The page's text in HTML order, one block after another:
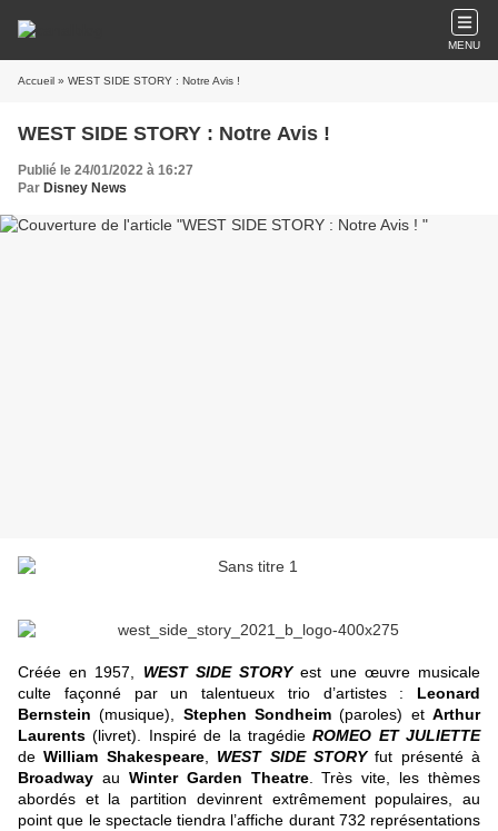
MENU
Accueil » WEST SIDE STORY : Notre Avis !
WEST SIDE STORY : Notre Avis !
Publié le 24/01/2022 à 16:27
Par Disney News
Créée en 1957, WEST SIDE STORYest une œuvre musicale
culte façonné par un talentueux trio d’artistes : Leonard
Bernstein (musique), Stephen Sondheim (paroles) etArthur
Laurents (livret). Inspiré de la tragédieROMEO ET JULIETTE
deWilliam Shakespeare, WEST SIDE STORYfut présenté à
Broadway au Winter Garden Theatre. Très vite, les thèmes
abordés et la partition devinrent extrêmement populaires, au
point que le spectacle tiendra l’affiche durant 732 représentations